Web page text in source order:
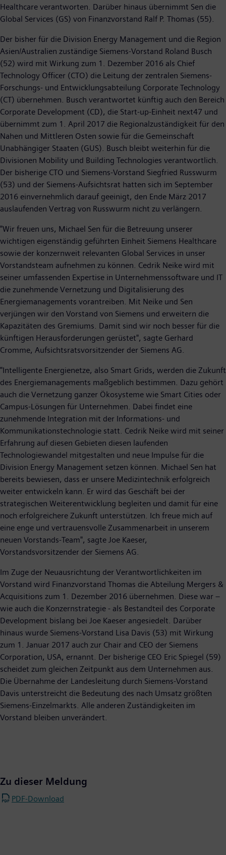
Healthcare verantworten. Darüber hinaus übernimmt Sen die
Global Services (GS) von Finanzvorstand Ralf P. Thomas (55).
Der bisher für die Division Energy Management und die Region
Asien/Australien zuständige Siemens-Vorstand Roland Busch
(52) wird mit Wirkung zum 1. Dezember 2016 als Chief
Technology Officer (CTO) die Leitung der zentralen Siemens-
Forschungs- und Entwicklungsabteilung Corporate Technology
(CT) übernehmen. Busch verantwortet künftig auch den Bereich
Corporate Development (CD), die Start-up-Einheit next47 und
übernimmt zum 1. April 2017 die Regionalzuständigkeit für den
Nahen und Mittleren Osten sowie für die Gemeinschaft
Unabhängiger Staaten (GUS). Busch bleibt weiterhin für die
Divisionen Mobility und Building Technologies verantwortlich.
Der bisherige CTO und Siemens-Vorstand Siegfried Russwurm
(53) und der Siemens-Aufsichtsrat hatten sich im September
2016 einvernehmlich darauf geeinigt, den Ende März 2017
auslaufenden Vertrag von Russwurm nicht zu verlängern.
"Wir freuen uns, Michael Sen für die Betreuung unserer
wichtigen eigenständig geführten Einheit Siemens Healthcare
sowie der konzernweit relevanten Global Services in unser
Vorstandsteam aufnehmen zu können. Cedrik Neike wird mit
seiner umfassenden Expertise in Unternehmenssoftware und IT
die zunehmende Vernetzung und Digitalisierung des
Energiemanagements vorantreiben. Mit Neike und Sen
verjüngen wir den Vorstand von Siemens und erweitern die
Kapazitäten des Gremiums. Damit sind wir noch besser für die
künftigen Herausforderungen gerüstet", sagte Gerhard
Cromme, Aufsichtsratsvorsitzender der Siemens AG.
"Intelligente Energienetze, also Smart Grids, werden die Zukunft
des Energiemanagements maßgeblich bestimmen. Dazu gehört
auch die Vernetzung ganzer Ökosysteme wie Smart Cities oder
Campus-Lösungen für Unternehmen. Dabei findet eine
zunehmende Integration mit der Informations- und
Kommunikationstechnologie statt. Cedrik Neike wird mit seiner
Erfahrung auf diesen Gebieten diesen laufenden
Technologiewandel mitgestalten und neue Impulse für die
Division Energy Management setzen können. Michael Sen hat
bereits bewiesen, dass er unsere Medizintechnik erfolgreich
weiter entwickeln kann. Er wird das Geschäft bei der
strategischen Weiterentwicklung begleiten und damit für eine
noch erfolgreichere Zukunft unterstützen. Ich freue mich auf
eine enge und vertrauensvolle Zusammenarbeit in unserem
neuen Vorstands-Team", sagte Joe Kaeser,
Vorstandsvorsitzender der Siemens AG.
Im Zuge der Neuausrichtung der Verantwortlichkeiten im
Vorstand wird Finanzvorstand Thomas die Abteilung Mergers &
Acquisitions zum 1. Dezember 2016 übernehmen. Diese war –
wie auch die Konzernstrategie - als Bestandteil des Corporate
Development bislang bei Joe Kaeser angesiedelt. Darüber
hinaus wurde Siemens-Vorstand Lisa Davis (53) mit Wirkung
zum 1. Januar 2017 auch zur Chair and CEO der Siemens
Corporation, USA, ernannt. Der bisherige CEO Eric Spiegel (59)
scheidet zum gleichen Zeitpunkt aus dem Unternehmen aus.
Die Übernahme der Landesleitung durch Siemens-Vorstand
Davis unterstreicht die Bedeutung des nach Umsatz größten
Siemens-Einzelmarkts. Alle anderen Zuständigkeiten im
Vorstand bleiben unverändert.
Zu dieser Meldung
PDF-Download